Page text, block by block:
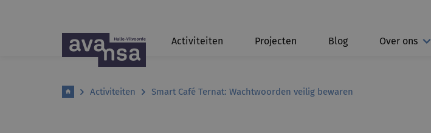
Activiteiten Projecten Blog Over ons
Activiteiten Smart Café Ternat: Wachtwoorden veilig bewaren